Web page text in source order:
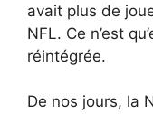
avait plus de
NFL. Ce n’est
réintégrée.
De nos jours, la